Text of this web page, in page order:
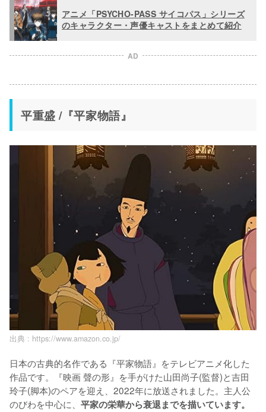
アニメ「PSYCHO-PASS サイコパス」シリーズ
のキャラクター・声優キャストをまとめて紹介
AD
平重盛 /『平家物語』
出典 : https://www.amazon.co.jp/
日本の古典的名作である『平家物語』をテレビアニメ化した
作品です。『映画 聲の形』を手がけた山田尚子(監督)と吉田
玲子(脚本)のペアを迎え、2022年に放送されました。主人公
のびわを中心に、 平家の栄華から衰退までを描いています。